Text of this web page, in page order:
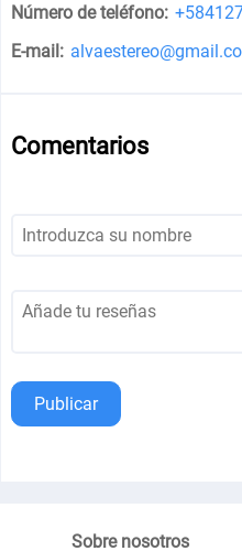
Número de teléfono:
E-mail:
Comentarios
Publicar
Sobre nosotros